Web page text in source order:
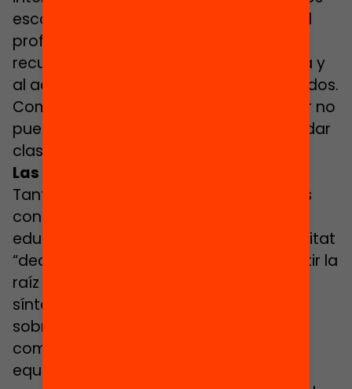
escolares entrevistados llega al 70% del
profesorado— y el aumento de los
recursos dedicados a aulas de acogida y
al acompañamiento de los recién llegados.
Como dice Longan, a veces “el profesor no
puede entrar en un aula, abrir el libro y dar
clase como si no pasara nada”.
Las derivadas de la matrícula viva
Tanto los expertos como los profesores
consultados reclaman unas políticas
educativas municipales o de la Generalitat
“decididas” y “proactivas” para combatir la
raíz de la segregación escolar, no el
síntoma. Los directores de las escuelas,
sobre todo si ya son centros de alta
complejidad, se quejan de la falta de
equilibrio respecto al alumnado con